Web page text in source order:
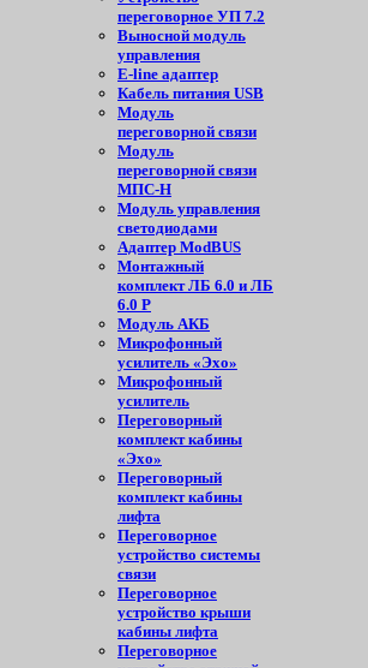
переговорное УП 7.2
Выносной модуль
управления
E-line адаптер
Кабель питания USB
Модуль
переговорной связи
Модуль
переговорной связи
МПС-Н
Модуль управления
светодиодами
Адаптер ModBUS
Монтажный
комплект ЛБ 6.0 и ЛБ
6.0 Р
Модуль АКБ
Микрофонный
усилитель «Эхо»
Микрофонный
усилитель
Переговорный
комплект кабины
«Эхо»
Переговорный
комплект кабины
лифта
Переговорное
устройство системы
связи
Переговорное
устройство крыши
кабины лифта
Переговорное